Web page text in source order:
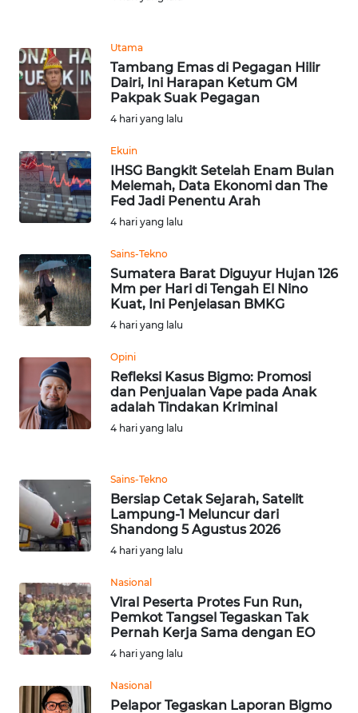
Utama
Tambang Emas di Pegagan Hilir
Dairi, Ini Harapan Ketum GM
Pakpak Suak Pegagan
4 hari yang lalu
Ekuin
IHSG Bangkit Setelah Enam Bulan
Melemah, Data Ekonomi dan The
Fed Jadi Penentu Arah
4 hari yang lalu
Sains-Tekno
Sumatera Barat Diguyur Hujan 126
Mm per Hari di Tengah El Nino
Kuat, Ini Penjelasan BMKG
4 hari yang lalu
Opini
Refleksi Kasus Bigmo: Promosi
dan Penjualan Vape pada Anak
adalah Tindakan Kriminal
4 hari yang lalu
Sains-Tekno
Bersiap Cetak Sejarah, Satelit
Lampung-1 Meluncur dari
Shandong 5 Agustus 2026
4 hari yang lalu
Nasional
Viral Peserta Protes Fun Run,
Pemkot Tangsel Tegaskan Tak
Pernah Kerja Sama dengan EO
4 hari yang lalu
Nasional
Pelapor Tegaskan Laporan Bigmo
WN
BEKASI
WN
DEPOK
TAPANULI
UTARA
WN
WN
PADANG
LAWAS
WN
CIANJUR
KEPULAUAN
SERIBU
WN